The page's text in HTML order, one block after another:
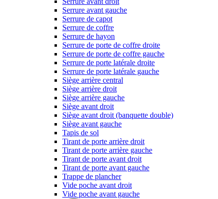
Serrure avant gauche
Serrure de capot
Serrure de coffre
Serrure de hayon
Serrure de porte de coffre droite
Serrure de porte de coffre gauche
Serrure de porte latérale droite
Serrure de porte latérale gauche
Siège arrière central
Siège arrière droit
Siège arrière gauche
Siège avant droit
Siège avant droit (banquette double)
Siège avant gauche
Tapis de sol
Tirant de porte arrière droit
Tirant de porte arrière gauche
Tirant de porte avant droit
Tirant de porte avant gauche
Trappe de plancher
Vide poche avant droit
Vide poche avant gauche